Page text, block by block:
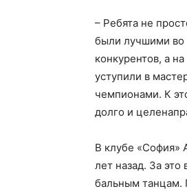
– Ребята не
были лучшими во
конкурентов, а
уступили в
чемпионами. К
долго и
В клубе «София»
лет назад. За
бальным танцам.